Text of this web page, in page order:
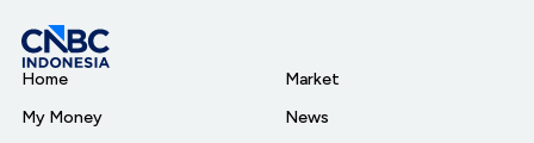
Home
My Money
Market
News